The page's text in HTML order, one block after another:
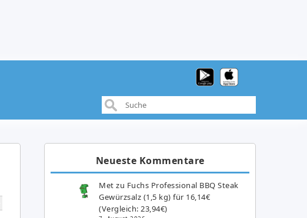
Neueste Kommentare
Met zu Fuchs Professional BBQ Steak
Gewürzsalz (1,5 kg) für 16,14€
(Vergleich: 23,94€)